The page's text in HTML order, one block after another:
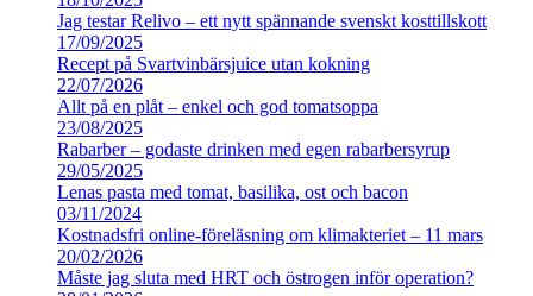
Jag testar Relivo – ett nytt spännande svenskt kosttillskott
17/09/2025
Recept på Svartvinbärsjuice utan kokning
22/07/2026
Allt på en plåt – enkel och god tomatsoppa
23/08/2025
Rabarber – godaste drinken med egen rabarbersyrup
29/05/2025
Lenas pasta med tomat, basilika, ost och bacon
03/11/2024
Kostnadsfri online-föreläsning om klimakteriet – 11 mars
20/02/2026
Måste jag sluta med HRT och östrogen inför operation?